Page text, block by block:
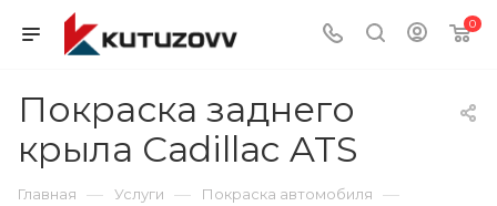
0
Покраска заднего
крыла Cadillac ATS
Главная — Услуги — Покраска автомобиля —